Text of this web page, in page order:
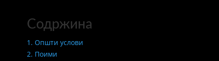
Содржина
1. Општи услови
2. Поими